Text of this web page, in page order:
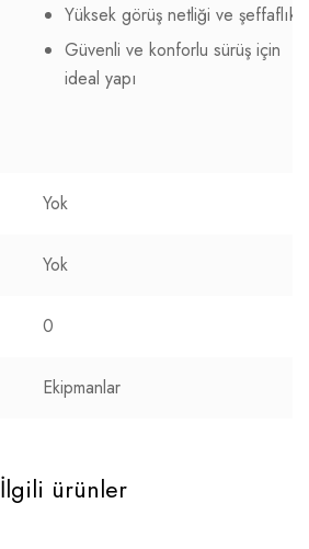
Yüksek görüş netliği ve şeffaflık
Güvenli ve konforlu sürüş için
ideal yapı
Yok
Yok
0
Ekipmanlar
İlgili ürünler